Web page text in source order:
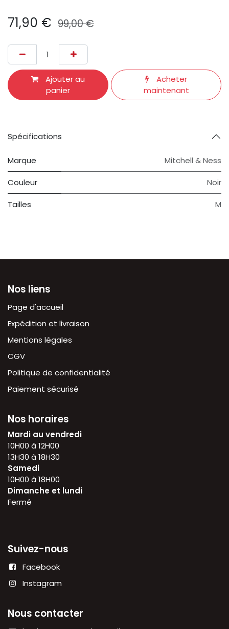
71,90 € 99,00€
Ajouter au
panier
Acheter
maintenant
Spécifications
Marque Mitchell & Ness
Couleur Noir
Tailles M
Nos liens
Page d'accueil
Expédition et livraison
Mentions légales
CGV
Politique de confidentialité
Paiement sécurisé
Nos horaires
Mardi au vendredi
10H00 à 12H00
13H30 à 18H30
Samedi
10H00 à 18H00
Dimanche et lundi
Fermé
Suivez-nous
Facebook
Instagram
Nous contacter